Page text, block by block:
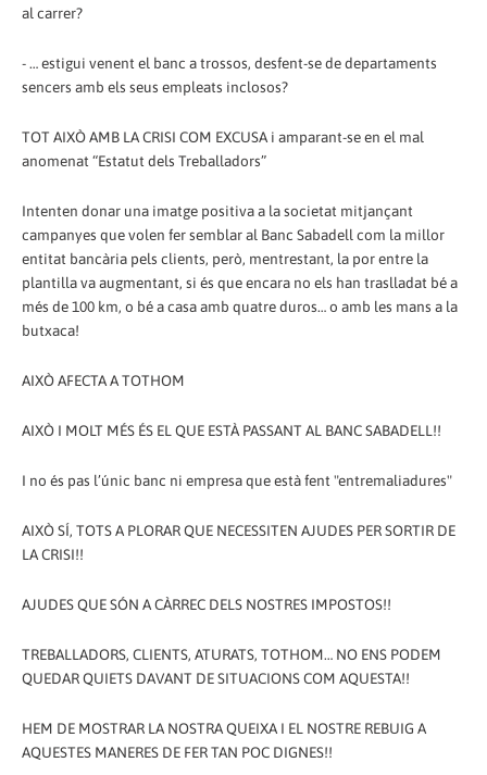
al carrer?
- … estigui venent el banc a trossos, desfent-se de departaments
sencers amb els seus empleats inclosos?
TOT AIXÒ AMB LA CRISI COM EXCUSA i amparant-se en el mal
anomenat “Estatut dels Treballadors”
Intenten donar una imatge positiva a la societat mitjançant
campanyes que volen fer semblar al Banc Sabadell com la millor
entitat bancària pels clients, però, mentrestant, la por entre la
plantilla va augmentant, si és que encara no els han traslladat bé a
més de 100 km, o bé a casa amb quatre duros… o amb les mans a la
butxaca!
AIXÒ AFECTA A TOTHOM
AIXÒ I MOLT MÉS ÉS EL QUE ESTÀ PASSANT AL BANC SABADELL!!
I no és pas l’únic banc ni empresa que està fent "entremaliadures"
AIXÒ SÍ, TOTS A PLORAR QUE NECESSITEN AJUDES PER SORTIR DE
LA CRISI!!
AJUDES QUE SÓN A CÀRREC DELS NOSTRES IMPOSTOS!!
TREBALLADORS, CLIENTS, ATURATS, TOTHOM… NO ENS PODEM
QUEDAR QUIETS DAVANT DE SITUACIONS COM AQUESTA!!
HEM DE MOSTRAR LA NOSTRA QUEIXA I EL NOSTRE REBUIG A
AQUESTES MANERES DE FER TAN POC DIGNES!!